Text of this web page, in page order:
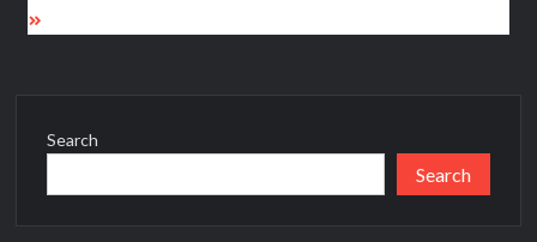
Search
Search